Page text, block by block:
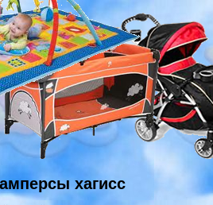
хагисс